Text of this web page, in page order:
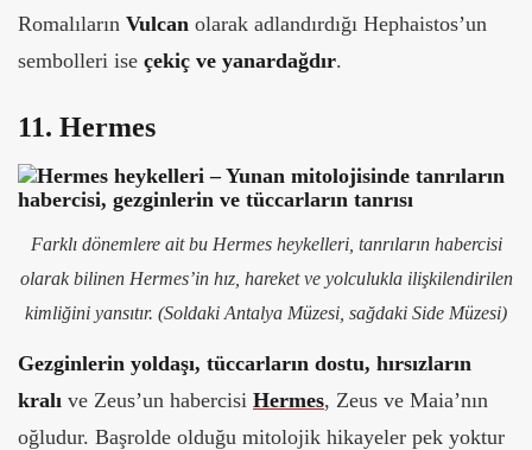
Romalıların Vulcan olarak adlandırdığı Hephaistos’un
sembolleri ise çekiç ve yanardağdır.
11. Hermes
Farklı dönemlere ait bu Hermes heykelleri, tanrıların habercisi
olarak bilinen Hermes’in hız, hareket ve yolculukla ilişkilendirilen
kimliğini yansıtır. (Soldaki Antalya Müzesi, sağdaki Side Müzesi)
Gezginlerin yoldaşı, tüccarların dostu, hırsızların
kralı ve Zeus’un habercisi Hermes, Zeus ve Maia’nın
oğludur. Başrolde olduğu mitolojik hikayeler pek yoktur